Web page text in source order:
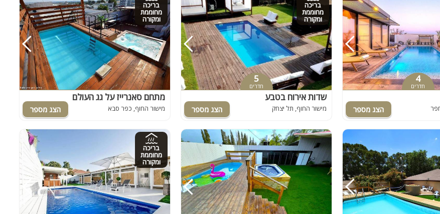
4
חדרים
בריכה
מחוממת
ומקורה
5
חדרים
שדות אירוח בטבע
מישור החוף, תל יצחק
בריכה
מחוממת
ומקורה
מתחם סאנרייז על גג העולם
מישור החוף, כפר סבא
בריכה
מחוממת
ומקורה